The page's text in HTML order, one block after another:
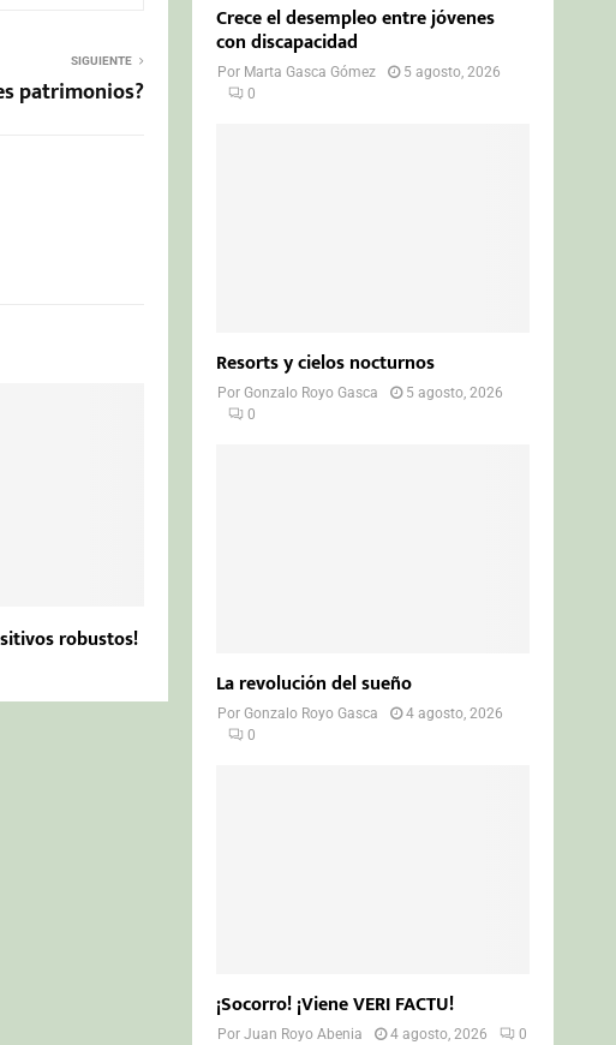
SIGUIENTE
patrimonios?
robustos!
Crece el desempleo entre jóvenes
con discapacidad
Por Marta Gasca Gómez
5 agosto, 2026
0
Resorts y cielos nocturnos
PorGonzalo Royo Gasca
5 agosto, 2026
0
La revolución del sueño
PorGonzalo Royo Gasca
4 agosto, 2026
0
¡Socorro! ¡Viene VERI FACTU!
PorJuan Royo Abenia 4 agosto, 2026 0